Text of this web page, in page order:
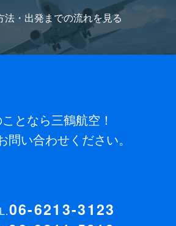
法・出発までの流れを見る
となら三鶴航空！
問い合わせください。
06-6213-3123